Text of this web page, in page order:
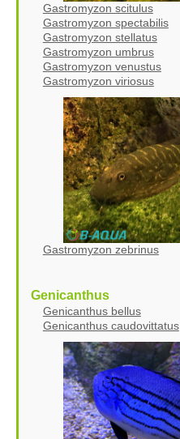
Gastromyzon scitulus
Gastromyzon spectabilis
Gastromyzon stellatus
Gastromyzon umbrus
Gastromyzon venustus
Gastromyzon viriosus
Gastromyzon zebrinus
Genicanthus
Genicanthus bellus
Genicanthus caudovittatus